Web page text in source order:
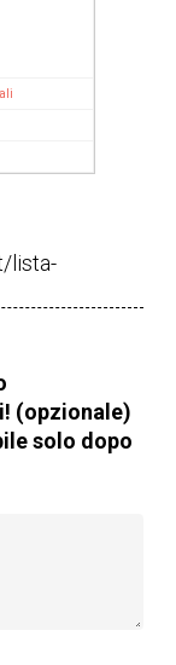
lista-
(opzionale)
solo dopo